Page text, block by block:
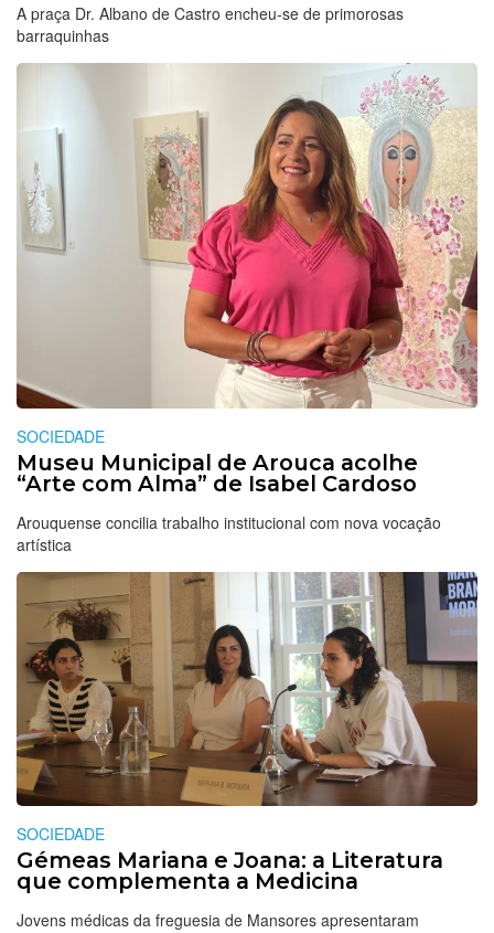
A praça Dr. Albano de Castro encheu-se de primorosas
barraquinhas
SOCIEDADE
Museu Municipal de Arouca acolhe
“Arte com Alma” de Isabel Cardoso
Arouquense concilia trabalho institucional com nova vocação
artística
SOCIEDADE
Gémeas Mariana e Joana: a Literatura
que complementa a Medicina
Jovens médicas da freguesia de Mansores apresentaram